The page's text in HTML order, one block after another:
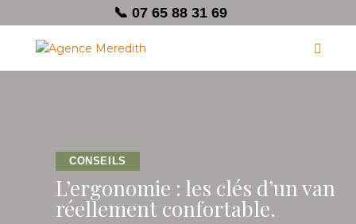
📞 07 65 88 31 69
CONSEILS
L’ergonomie : les clés d’un van
réellement confortable.